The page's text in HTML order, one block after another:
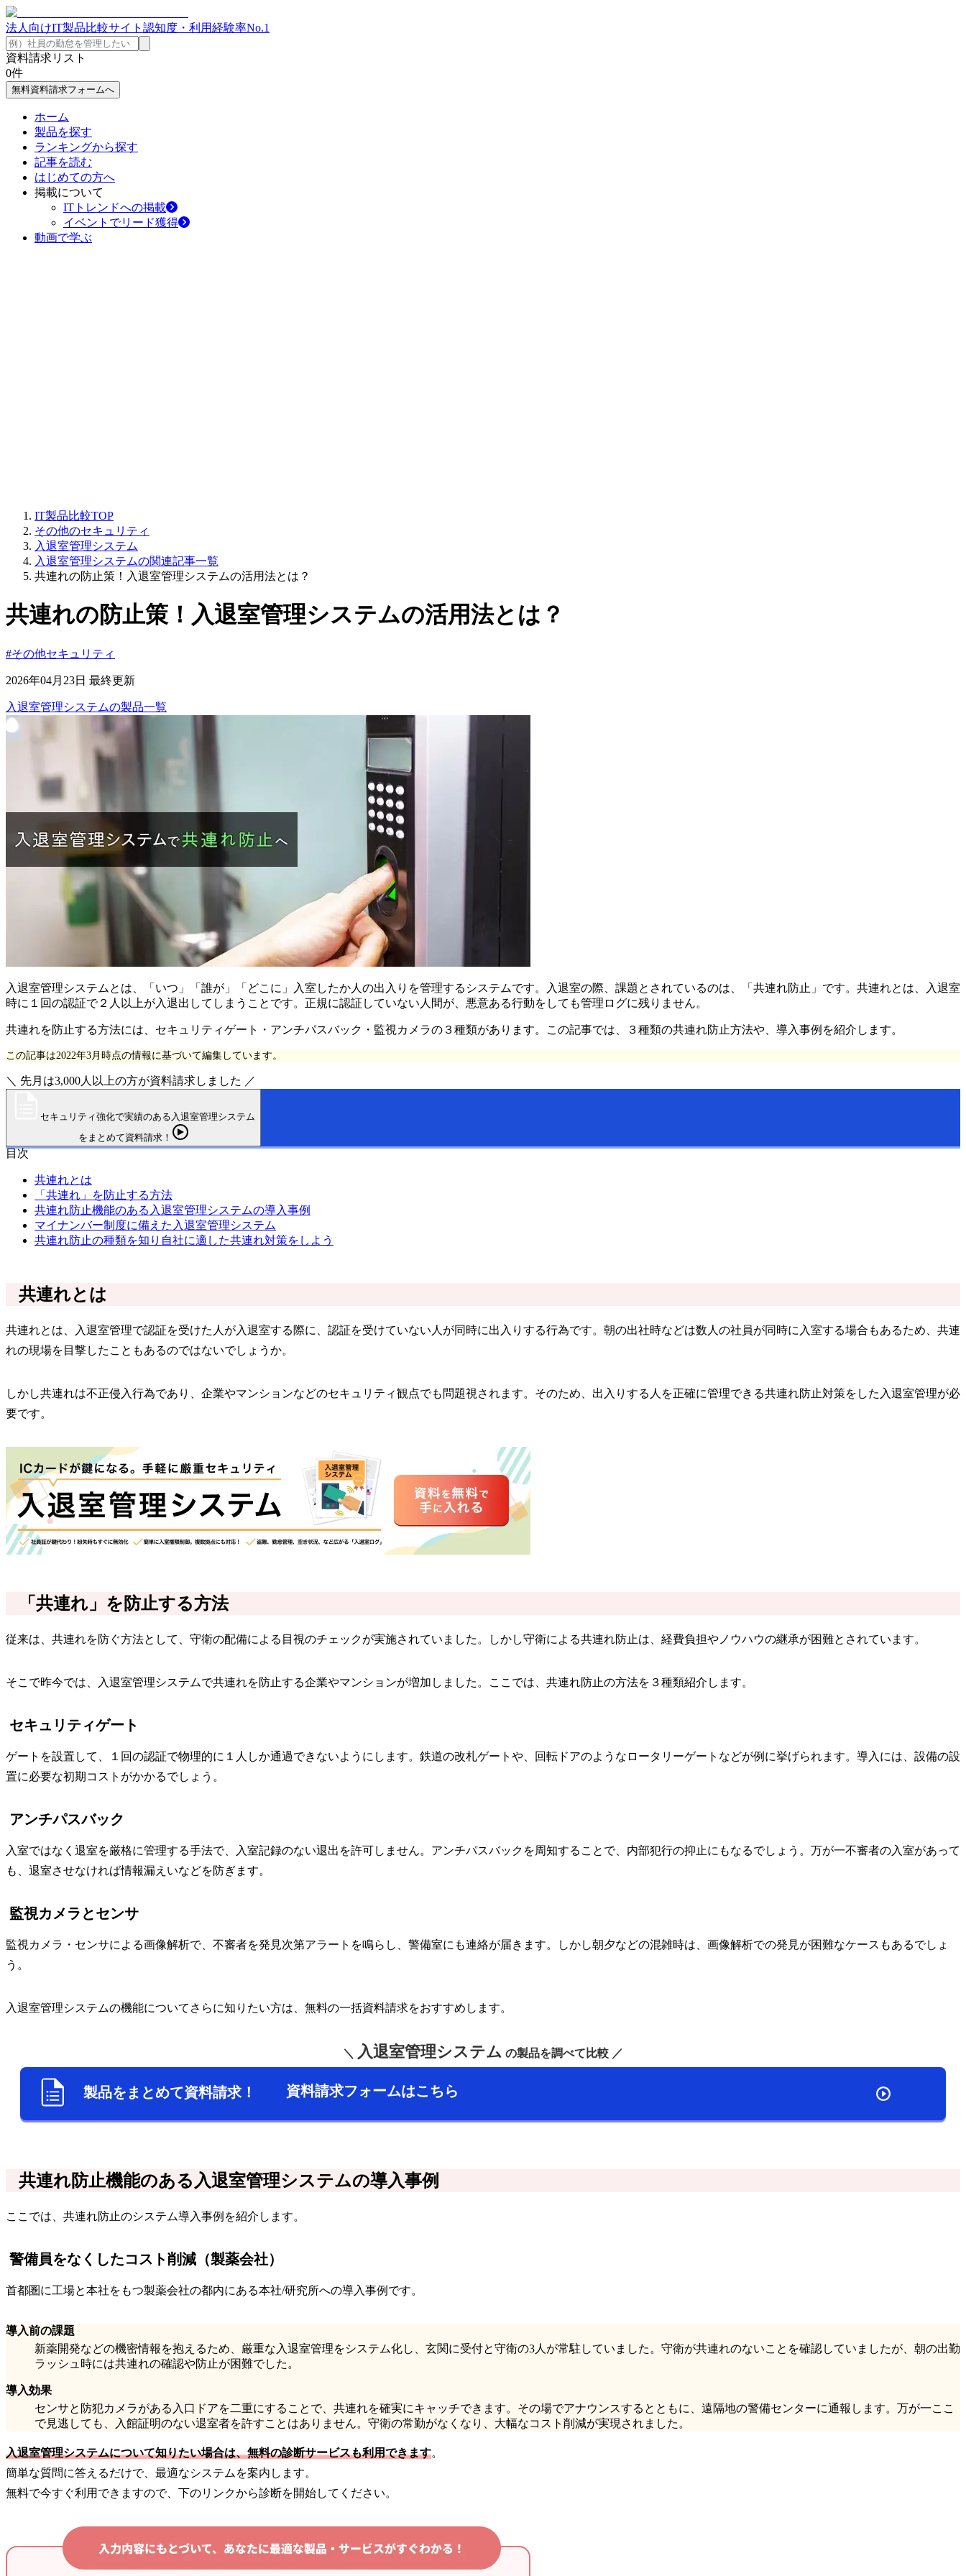
法人向けIT製品比較サイト 認知度・利用経験率No.1
資料請求リスト
0件
無料資料請求フォームへ
ホーム
製品を探す
ランキングから探す
記事を読む
はじめての方へ
掲載について
ITトレンドへの掲載
イベントでリード獲得
動画で学ぶ
IT製品比較TOP
その他のセキュリティ
入退室管理システム
入退室管理システムの関連記事一覧
共連れの防止策！入退室管理システムの活用法とは？
共連れの防止策！入退室管理システムの活用法とは？
#その他セキュリティ
2026年04月23日 最終更新
入退室管理システムの製品一覧
入退室管理システムとは、「いつ」「誰が」「どこに」入室したか人の出入りを管理するシステムです。入退室の際、課題とされているのは、「共連れ防止」です。共連れとは、入退室
時に１回の認証で２人以上が入退出してしまうことです。正規に認証していない人間が、悪意ある行動をしても管理ログに残りません。
共連れを防止する方法には、セキュリティゲート・アンチパスバック・監視カメラの３種類があります。この記事では、３種類の共連れ防止方法や、導入事例を紹介します。
この記事は2022年3月時点の情報に基づいて編集しています。
＼ 先月は3,000人以上の方が資料請求しました ／
セキュリティ強化で実績のある入退室管理システム
をまとめて資料請求！
目次
共連れとは
「共連れ」を防止する方法
共連れ防止機能のある入退室管理システムの導入事例
マイナンバー制度に備えた入退室管理システム
共連れ防止の種類を知り自社に適した共連れ対策をしよう
共連れとは
共連れとは、入退室管理で認証を受けた人が入退室する際に、認証を受けていない人が同時に出入りする行為です。朝の出社時などは数人の社員が同時に入室する場合もあるため、共連
れの現場を目撃したこともあるのではないでしょうか。
しかし共連れは不正侵入行為であり、企業やマンションなどのセキュリティ観点でも問題視されます。そのため、出入りする人を正確に管理できる共連れ防止対策をした入退室管理が必
要です。
「共連れ」を防止する方法
従来は、共連れを防ぐ方法として、守衛の配備による目視のチェックが実施されていました。しかし守衛による共連れ防止は、経費負担やノウハウの継承が困難とされています。
そこで昨今では、入退室管理システムで共連れを防止する企業やマンションが増加しました。ここでは、共連れ防止の方法を３種類紹介します。
セキュリティゲート
ゲートを設置して、１回の認証で物理的に１人しか通過できないようにします。鉄道の改札ゲートや、回転ドアのようなロータリーゲートなどが例に挙げられます。導入には、設備の設
置に必要な初期コストがかかるでしょう。
アンチパスバック
入室ではなく退室を厳格に管理する手法で、入室記録のない退出を許可しません。アンチパスバックを周知することで、内部犯行の抑止にもなるでしょう。万が一不審者の入室があって
も、退室させなければ情報漏えいなどを防ぎます。
監視カメラとセンサ
監視カメラ・センサによる画像解析で、不審者を発見次第アラートを鳴らし、警備室にも連絡が届きます。しかし朝夕などの混雑時は、画像解析での発見が困難なケースもあるでしょ
う。
入退室管理システムの機能についてさらに知りたい方は、無料の一括資料請求をおすすめします。
＼ 入退室管理システム の製品を調べて比較 ／
製品をまとめて資料請求！ 資料請求フォームはこちら
共連れ防止機能のある入退室管理システムの導入事例
ここでは、共連れ防止のシステム導入事例を紹介します。
警備員をなくしたコスト削減（製薬会社）
首都圏に工場と本社をもつ製薬会社の都内にある本社/研究所への導入事例です。
導入前の課題
新薬開発などの機密情報を抱えるため、厳重な入退室管理をシステム化し、玄関に受付と守衛の3人が常駐していました。守衛が共連れのないことを確認していましたが、朝の出勤
ラッシュ時には共連れの確認や防止が困難でした。
導入効果
センサと防犯カメラがある入口ドアを二重にすることで、共連れを確実にキャッチできます。その場でアナウンスするとともに、遠隔地の警備センターに通報します。万が一ここ
で見逃しても、入館証明のない退室者を許すことはありません。守衛の常勤がなくなり、大幅なコスト削減が実現されました。
入退室管理システムについて知りたい場合は、無料の診断サービスも利用できます。
簡単な質問に答えるだけで、最適なシステムを案内します。
無料で今すぐ利用できますので、下のリンクから診断を開始してください。